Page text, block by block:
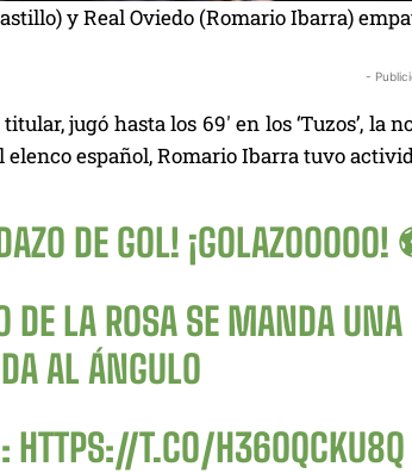
y Real Oviedo (Romario Ibarra)
-
jugó hasta los 69′ en los ‘Tuzos’,
elenco español, Romario Ibarra tuvo
DE GOL!
DE LA ROSA SE MANDA
AL ÁNGULO
HTTPS://T.CO/H36OQCKU8Q